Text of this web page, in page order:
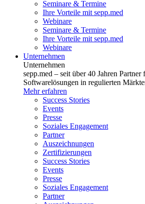
Seminare & Termine
Ihre Vorteile mit sepp.med
Webinare
Seminare & Termine
Ihre Vorteile mit sepp.med
Webinare
Unternehmen
Unternehmen
sepp.med – seit über 40 Jahren Partner
Softwarelösungen in regulierten
Mehr erfahren
Success Stories
Events
Presse
Soziales Engagement
Partner
Auszeichnungen
Zertifizierungen
Success Stories
Events
Presse
Soziales Engagement
Partner